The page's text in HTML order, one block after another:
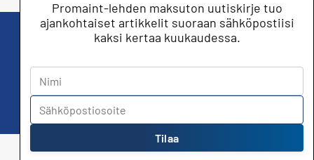
jäsenetujen lisäksi!
Promaint-lehden maksuton uutiskirje tuo
ajankohtaiset artikkelit suoraan sähköpostiisi
kaksi kertaa kuukaudessa.
Tilaa